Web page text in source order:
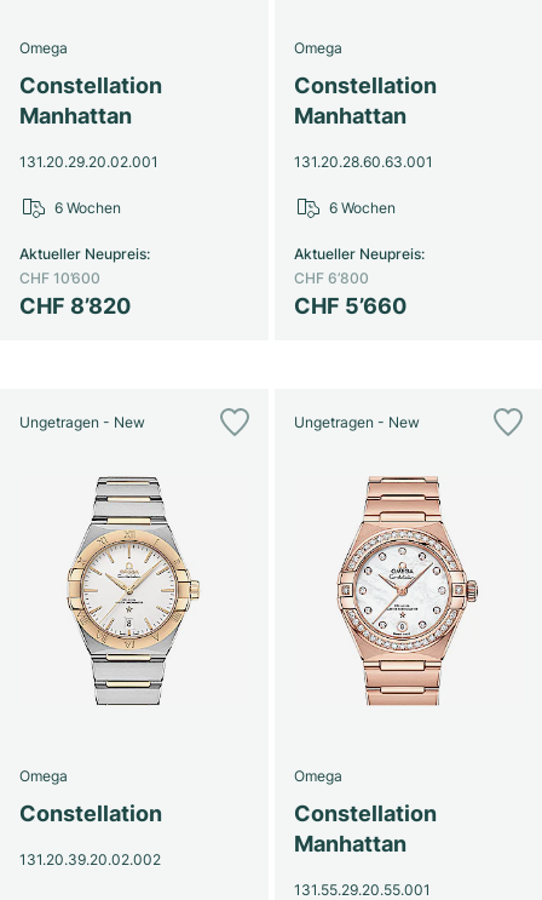
Omega
Constellation
Manhattan
131.20.29.20.02.001
CHF 8’820
Aktueller Neupreis:
CHF 10’600
6 Wochen
Omega
Constellation
Manhattan
131.20.28.60.63.001
CHF 5’660
Aktueller Neupreis:
CHF 6’800
6 Wochen
Ungetragen - New
Omega
Constellation
131.20.39.20.02.002
Ungetragen - New
Omega
Constellation
Manhattan
131.55.29.20.55.001